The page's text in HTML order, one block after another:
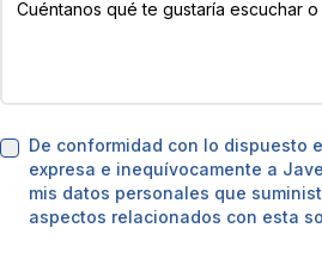
De conformidad con lo dispuesto
expresa e inequívocamente a
mis datos personales que
aspectos relacionados con esta